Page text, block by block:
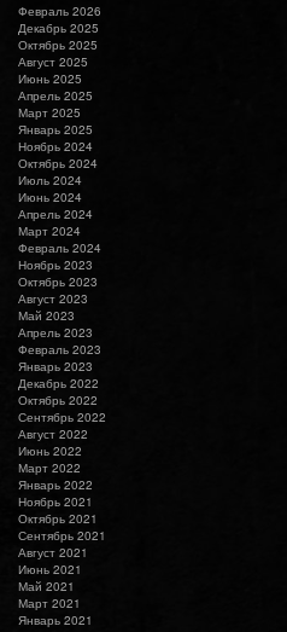
Февраль 2026
Декабрь 2025
Октябрь 2025
Август 2025
Июнь 2025
Апрель 2025
Март 2025
Январь 2025
Ноябрь 2024
Октябрь 2024
Июль 2024
Июнь 2024
Апрель 2024
Март 2024
Февраль 2024
Ноябрь 2023
Октябрь 2023
Август 2023
Май 2023
Апрель 2023
Февраль 2023
Январь 2023
Декабрь 2022
Октябрь 2022
Сентябрь 2022
Август 2022
Июнь 2022
Март 2022
Январь 2022
Ноябрь 2021
Октябрь 2021
Сентябрь 2021
Август 2021
Июнь 2021
Май 2021
Март 2021
Январь 2021